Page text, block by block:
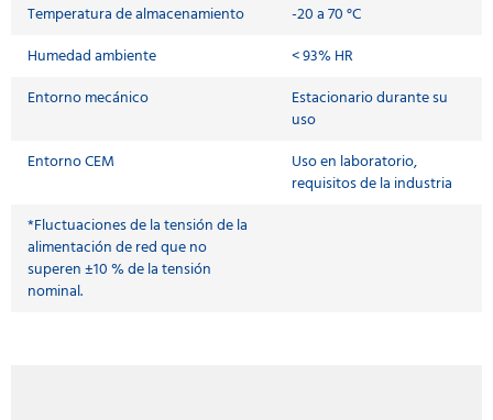
Temperatura de almacenamiento
-20 a 70 °C
Humedad ambiente
< 93% HR
Entorno mecánico
Estacionario durante su
uso
Entorno CEM
Uso en laboratorio,
requisitos de la industria
*Fluctuaciones de la tensión de la
alimentación de red que no
superen ±10 % de la tensión
nominal.